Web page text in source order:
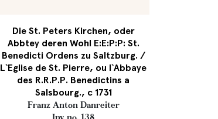
Die St. Peters Kirchen, oder
Abbtey deren Wohl E:E:P:P: St.
Benedicti Ordens zu Saltzburg. /
L`Eglise de St. Pierre, ou l`Abbaye
des R.R.P.P. Benedictins a
Salsbourg., c 1731
Franz Anton Danreiter